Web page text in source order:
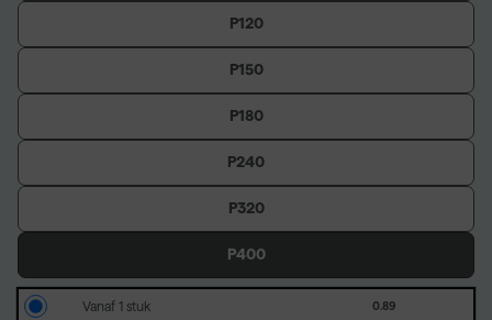
P120
P150
P180
P240
P320
P400
Vanaf 1 stuk 0.89